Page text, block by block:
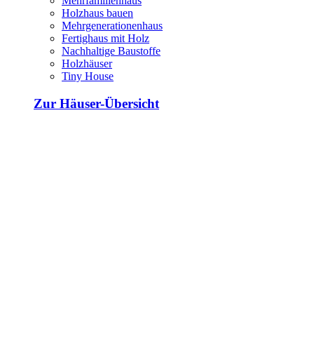
Holzhaus bauen
Mehrgenerationenhaus
Fertighaus mit Holz
Nachhaltige Baustoffe
Holzhäuser
Tiny House
Zur Häuser-Übersicht